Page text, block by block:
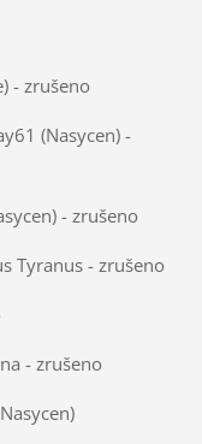
- zrušeno
(Nasycen) -
- zrušeno
Tyranus - zrušeno
- zrušeno